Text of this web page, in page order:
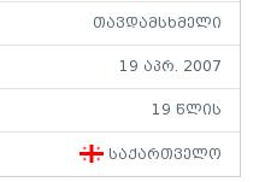
თავდამსხმელი
19 აპრ. 2007
19 წლის
საქართველო